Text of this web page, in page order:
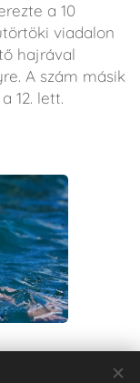
a 10
viadalon
hajrával
A szám másik
12. lett.